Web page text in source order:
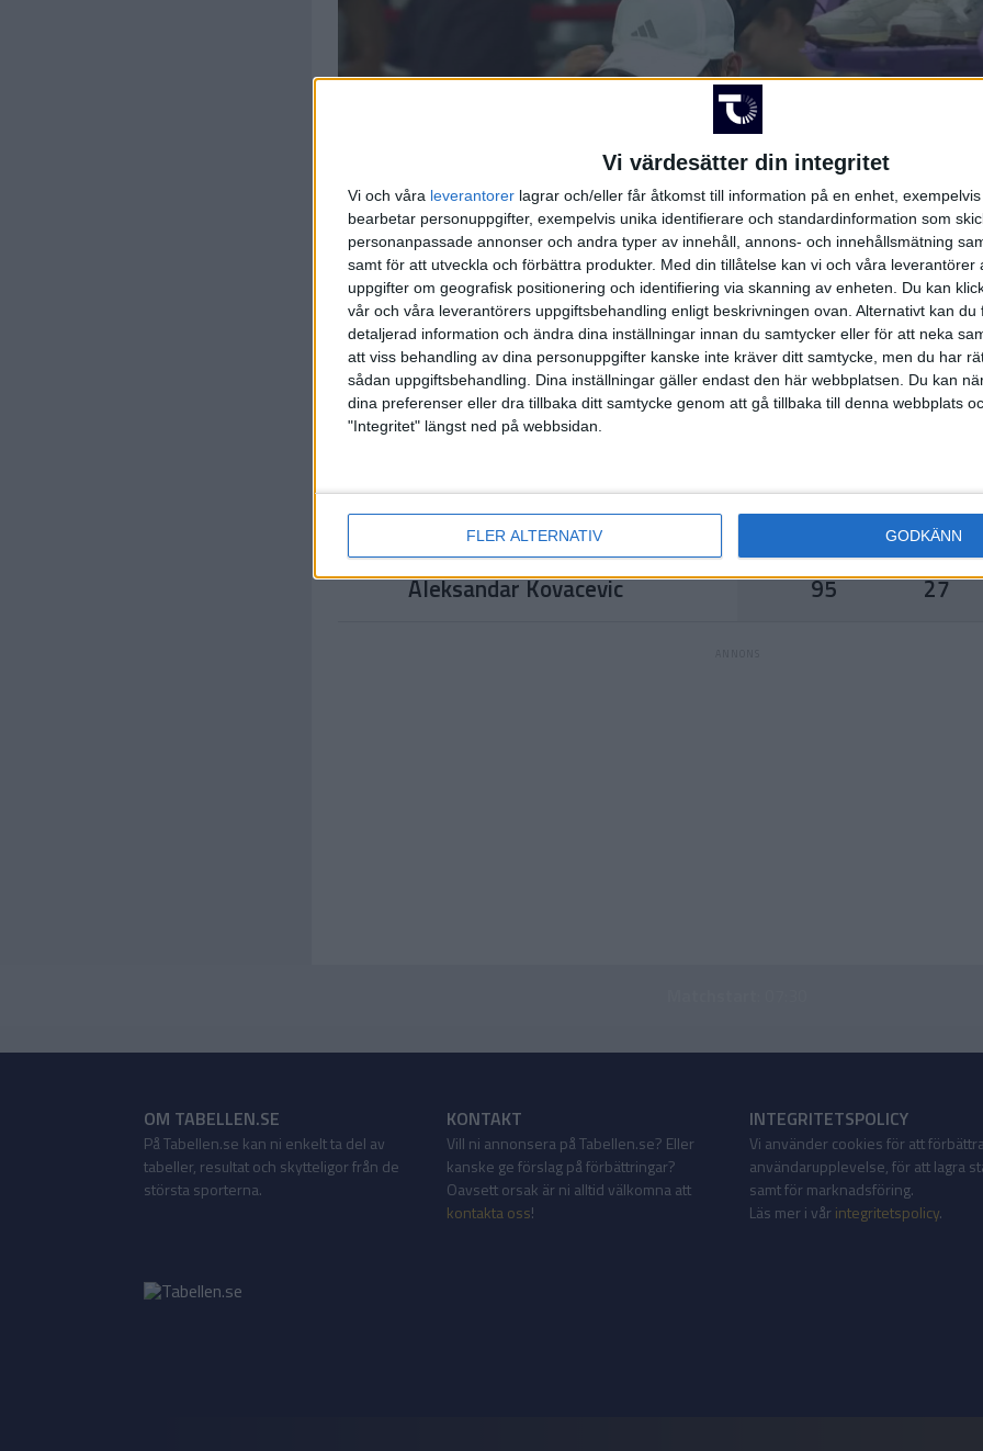
Vi värdesätter din integritet
Vi och våra leverantorer lagrar och/eller får åtkomst till information på en enhet,
bearbetar personuppgifter, exempelvis unika identifierare och standardinformation som
personanpassade annonser och andra typer av innehåll, annons- och innehållsmätning
samt för att utveckla och förbättra produkter. Med din tillåtelse kan vi och våra leverantörer
uppgifter om geografisk positionering och identifiering via skanning av enheten. Du kan
vår och våra leverantörers uppgiftsbehandling enligt beskrivningen ovan. Alternativt kan du
detaljerad information och ändra dina inställningar innan du samtycker eller för att neka
att viss behandling av dina personuppgifter kanske inte kräver ditt samtycke, men du har
sådan uppgiftsbehandling. Dina inställningar gäller endast den här webbplatsen. Du kan
dina preferenser eller dra tillbaka ditt samtycke genom att gå tillbaka till denna webbplats
"Integritet" längst ned på webbsidan.
FLER ALTERNATIV GODKÄNN
Juan Pablo Ficovich 203 29
USA
Aleksandar Kovacevic
Ranking
95
Ålder
27
OM TABELLEN.SE
På Tabellen.se kan ni enkelt ta del av
tabeller, resultat och skytteligor från de
största sporterna.
KONTAKT
Vill ni annonsera på Tabellen.se? Eller
kanske ge förslag på förbättringar?
Oavsett orsak är ni alltid välkomna att
kontakta oss!
INTEGRITETSPOLICY
Vi använder cookies för att
användarupplevelse, för att lagra
samt för marknadsföring.
Läs mer i vår integritetspolicy.